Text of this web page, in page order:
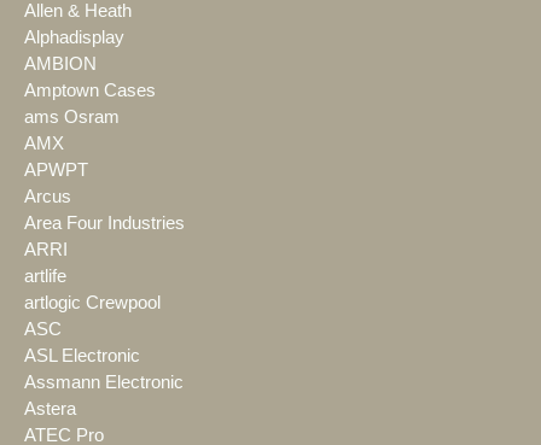
Allen & Heath
Alphadisplay
AMBION
Amptown Cases
ams Osram
AMX
APWPT
Arcus
Area Four Industries
ARRI
artlife
artlogic Crewpool
ASC
ASL Electronic
Assmann Electronic
Astera
ATEC Pro